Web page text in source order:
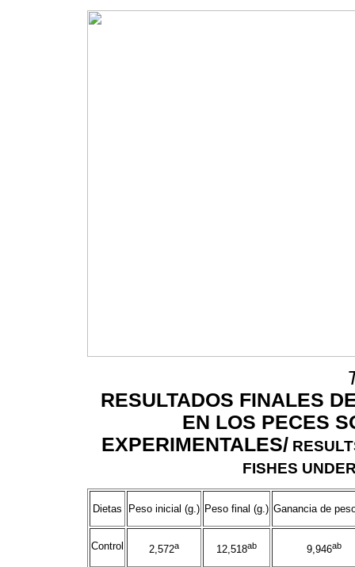
RESULTADOS FINALES
EN LOS PECES
EXPERIMENTALES/
FISHES
Dietas Peso inicial (g.) Peso final (g.) Ganancia de
Control 2,572a 12,518ab 9,946ab